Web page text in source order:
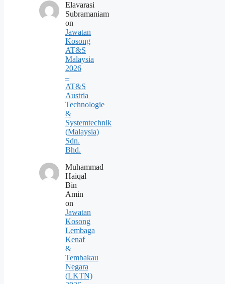
Elavarasi
Subramaniam
on
Jawatan
Kosong
AT&S
Malaysia
2026
–
AT&S
Austria
Technologie
&
Systemtechnik
(Malaysia)
Sdn.
Bhd.
Muhammad
Haiqal
Bin
Amin
on
Jawatan
Kosong
Lembaga
Kenaf
&
Tembakau
Negara
(LKTN)